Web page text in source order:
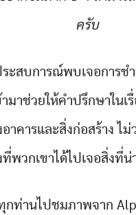
ครับ
ะสบการณ์พบเจอการช
มาช่วยให้คำปรึกษาใน
คารและสิ่งก่อสร้าง ไม่
พวกเขาได้ไปเจอสิ่งที่น่
กท่านไปชมภาพจาก